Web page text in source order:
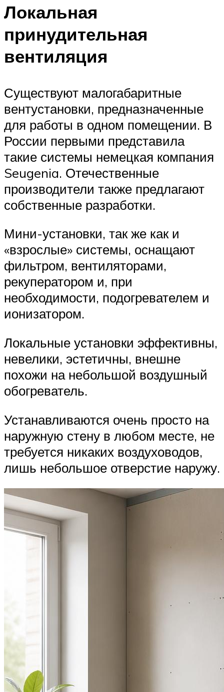
Локальная
принудительная
вентиляция
Существуют малогабаритные
вентустановки, предназначенные
для работы в одном помещении. В
России первыми представила
такие системы немецкая компания
Seugenia. Отечественные
производители также предлагают
собственные разработки.
Мини-установки, так же как и
«взрослые» системы, оснащают
фильтром, вентиляторами,
рекуператором и, при
необходимости, подогревателем и
ионизатором.
Локальные установки эффективны,
невелики, эстетичны, внешне
похожи на небольшой воздушный
обогреватель.
Устанавливаются очень просто на
наружную стену в любом месте, не
требуется никаких воздуховодов,
лишь небольшое отверстие наружу.